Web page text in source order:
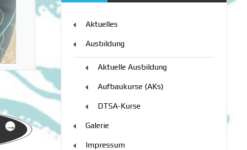
→
Aktuelles
Ausbildung
Aktuelle Ausbildung
Aufbaukurse (AKs)
DTSA-Kurse
Galerie
Impressum